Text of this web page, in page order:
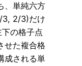
、単純六方
2/3)だけ
の格子点
せた複合格
成される単